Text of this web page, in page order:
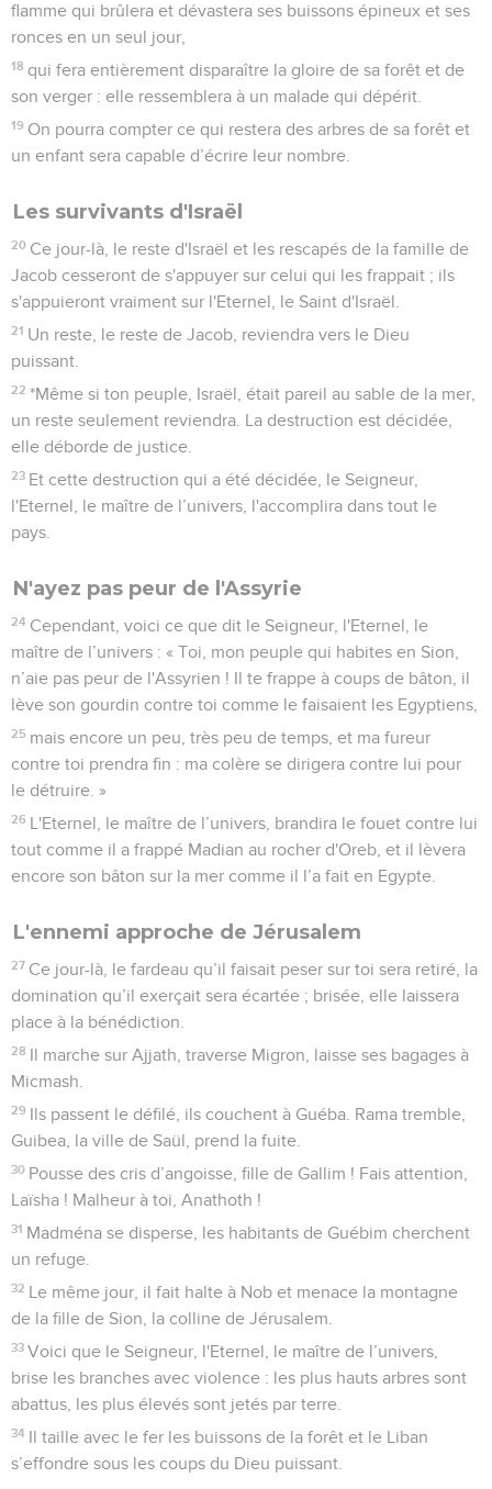
flamme qui brûlera et dévastera ses buissons épineux et ses
ronces en un seul jour,
18 qui fera entièrement disparaître la gloire de sa forêt et de
son verger : elle ressemblera à un malade qui dépérit.
19 On pourra compter ce qui restera des arbres de sa forêt et
un enfant sera capable d’écrire leur nombre.
Les survivants d'Israël
20 Ce jour-là, le reste d'Israël et les rescapés de la famille de
Jacob cesseront de s'appuyer sur celui qui les frappait ; ils
s'appuieront vraiment sur l'Eternel, le Saint d'Israël.
21 Un reste, le reste de Jacob, reviendra vers le Dieu
puissant.
22 *Même si ton peuple, Israël, était pareil au sable de la mer,
un reste seulement reviendra. La destruction est décidée,
elle déborde de justice.
23 Et cette destruction qui a été décidée, le Seigneur,
l'Eternel, le maître de l’univers, l'accomplira dans tout le
pays.
N'ayez pas peur de l'Assyrie
24 Cependant, voici ce que dit le Seigneur, l'Eternel, le
maître de l’univers : « Toi, mon peuple qui habites en Sion,
n’aie pas peur de l'Assyrien ! Il te frappe à coups de bâton, il
lève son gourdin contre toi comme le faisaient les Egyptiens,
25 mais encore un peu, très peu de temps, et ma fureur
contre toi prendra fin : ma colère se dirigera contre lui pour
le détruire. »
26 L'Eternel, le maître de l’univers, brandira le fouet contre lui
tout comme il a frappé Madian au rocher d'Oreb, et il lèvera
encore son bâton sur la mer comme il l’a fait en Egypte.
L'ennemi approche de Jérusalem
27 Ce jour-là, le fardeau qu’il faisait peser sur toi sera retiré, la
domination qu’il exerçait sera écartée ; brisée, elle laissera
place à la bénédiction.
28 Il marche sur Ajjath, traverse Migron, laisse ses bagages à
Micmash.
29 Ils passent le défilé, ils couchent à Guéba. Rama tremble,
Guibea, la ville de Saül, prend la fuite.
30 Pousse des cris d’angoisse, fille de Gallim ! Fais attention,
Laïsha ! Malheur à toi, Anathoth !
31 Madména se disperse, les habitants de Guébim cherchent
un refuge.
32 Le même jour, il fait halte à Nob et menace la montagne
de la fille de Sion, la colline de Jérusalem.
33 Voici que le Seigneur, l'Eternel, le maître de l’univers,
brise les branches avec violence : les plus hauts arbres sont
abattus, les plus élevés sont jetés par terre.
34 Il taille avec le fer les buissons de la forêt et le Liban
s’effondre sous les coups du Dieu puissant.